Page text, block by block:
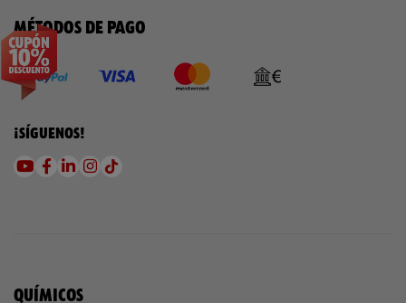
MÉTODOS DE PAGO
¡SÍGUENOS!
QUÍMICOS